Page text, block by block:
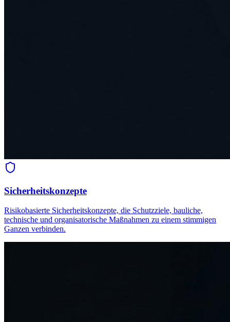
Sicherheitskonzepte
Risikobasierte Sicherheitskonzepte, die Schutzziele, bauliche,
technische und organisatorische Maßnahmen zu einem stimmigen
Ganzen verbinden.